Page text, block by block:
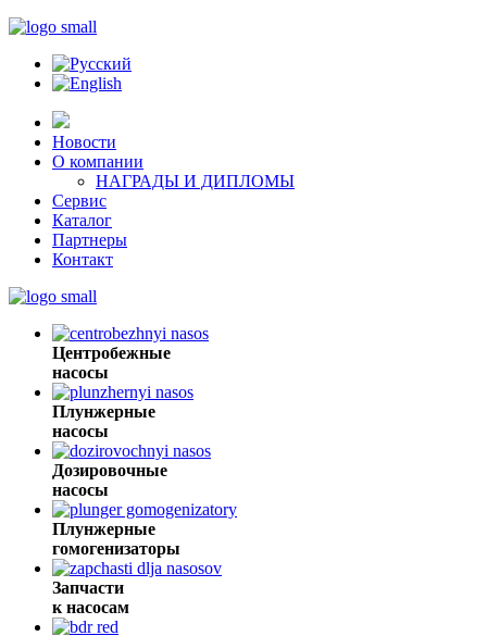
Новости
О компании
НАГРАДЫ И ДИПЛОМЫ
Сервис
Каталог
Партнеры
Контакт
Центробежные
насосы
Плунжерные
насосы
Дозировочные
насосы
Плунжерные
гомогенизаторы
Запчасти
к насосам